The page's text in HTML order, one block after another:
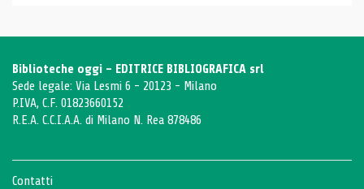
Biblioteche oggi - EDITRICE BIBLIOGRAFICA srl
Sede legale: Via Lesmi 6 - 20123 - Milano
P.IVA, C.F. 01823660152
R.E.A. C.C.I.A.A. di Milano N. Rea 878486
Contatti